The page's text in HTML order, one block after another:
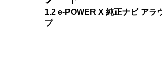
1.2 e-POWER X 純正ナビ アラ
プ